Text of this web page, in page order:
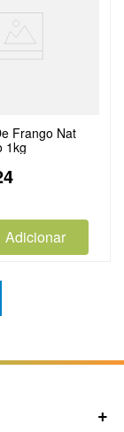
Frango Nat
1kg
Adicionar
+